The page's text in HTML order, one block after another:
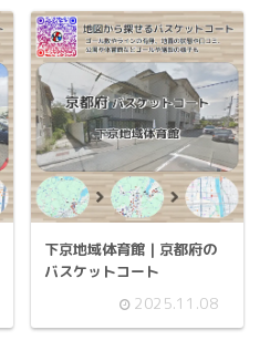
下京地域体育館 | 京都府の
バスケットコート
2025.11.08